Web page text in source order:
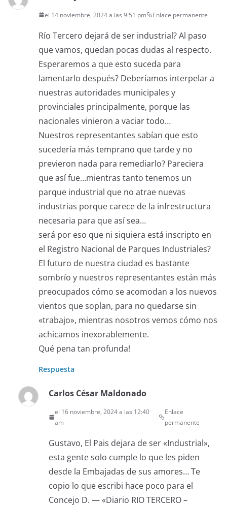
el 14 noviembre, 2024 a las 9:51 pm Enlace permanente
Río Tercero dejará de ser industrial? Al paso
que vamos, quedan pocas dudas al respecto.
Esperaremos a que esto suceda para
lamentarlo después? Deberíamos interpelar a
nuestras autoridades municipales y
provinciales principalmente, porque las
nacionales vinieron a vaciar todo…
Nuestros representantes sabían que esto
sucedería más temprano que tarde y no
previeron nada para remediarlo? Pareciera
que así fue…mientras tanto tenemos un
parque industrial que no atrae nuevas
industrias porque carece de la infrestructura
necesaria para que así sea…
será por eso que ni siquiera está inscripto en
el Registro Nacional de Parques Industriales?
El futuro de nuestra ciudad es bastante
sombrío y nuestros representantes están más
preocupados cómo se acomodan a los nuevos
vientos que soplan, para no quedarse sin
«trabajo», mientras nosotros vemos cómo nos
achicamos inexorablemente.
Qué pena tan profunda!
Respuesta
Carlos César Maldonado
el 16 noviembre, 2024 a las 12:40
am
Enlace
permanente
Gustavo, El Pais dejara de ser «Industrial»,
esta gente solo cumple lo que les piden
desde la Embajadas de sus amores… Te
copio lo que escribi hace poco para el
Concejo D. — «Diario RIO TERCERO –